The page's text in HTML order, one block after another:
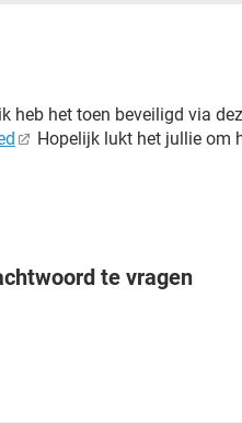
heb het toen beveiligd via
Hopelijk lukt het jullie om
te vragen